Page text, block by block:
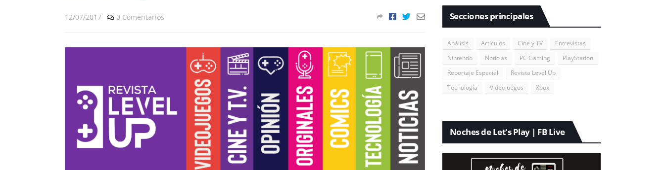
12/07/2017 0 Comentarios Secciones principales
Análisis Artículos Cine y TV
Entrevistas
Nintendo
Noticias PC Gaming
PlayStation
Reportaje Especial
Revista Level Up
Tecnología
Videojuegos Xbox
Noches de Let's Play | FB Live